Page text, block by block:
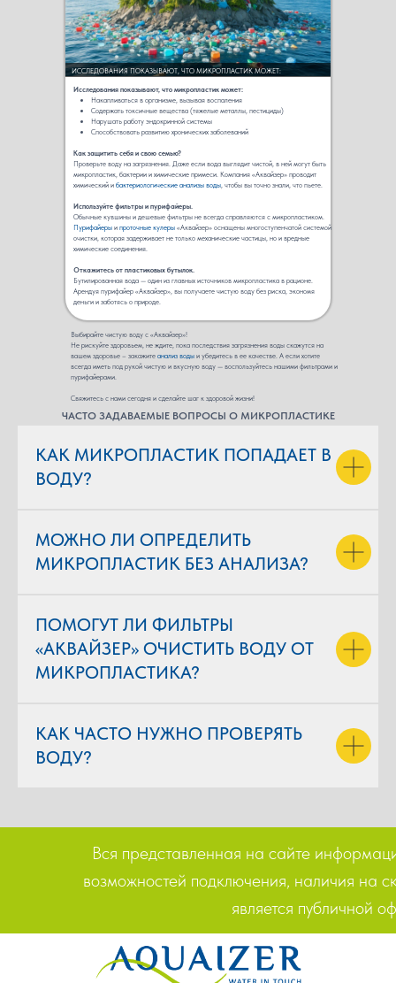
ИССЛЕДОВАНИЯ ПОКАЗЫВАЮТ, ЧТО МИКРОПЛАСТИК МОЖЕТ:
Исследования показывают, что микропластик может:
Накапливаться в организме, вызывая воспаления
Содержать токсичные вещества (тяжелые металлы, пестициды)
Нарушать работу эндокринной системы
Способствовать развитию хронических заболеваний
Как защитить себя и свою семью?
Проверьте воду на загрязнения. Даже если вода выглядит чистой, в ней могут быть
микропластик, бактерии и химические примеси. Компания «Аквайзер» проводит
химический и бактериологические анализы воды, чтобы вы точно знали, что пьете.
Используйте фильтры и пурифайеры.
Обычные кувшины и дешевые фильтры не всегда справляются с микропластиком.
Пурифайеры и проточные кулеры «Аквайзер» оснащены многоступенчатой системой
очистки, которая задерживает не только механические частицы, но и вредные
химические соединения.
Откажитесь от пластиковых бутылок.
Бутилированная вода — один из главных источников микропластика в рационе.
Арендуя пурифайер «Аквайзер», вы получаете чистую воду без риска, экономя
деньги и заботясь о природе.
Выбирайте чистую воду с «Аквайзер»!
Не рискуйте здоровьем, не ждите, пока последствия загрязнения воды скажутся на
вашем здоровье – закажите анализ воды и убедитесь в ее качестве. А если хотите
всегда иметь под рукой чистую и вкусную воду — воспользуйтесь нашими фильтрами и
пурифайерами.
Свяжитесь с нами сегодня и сделайте шаг к здоровой жизни!
ЧАСТО ЗАДАВАЕМЫЕ ВОПРОСЫ О МИКРОПЛАСТИКЕ
КАК МИКРОПЛАСТИК ПОПАДАЕТ В
ВОДУ?
МОЖНО ЛИ ОПРЕДЕЛИТЬ
МИКРОПЛАСТИК БЕЗ АНАЛИЗА?
ПОМОГУТ ЛИ ФИЛЬТРЫ
«АКВАЙЗЕР» ОЧИСТИТЬ ВОДУ ОТ
МИКРОПЛАСТИКА?
КАК ЧАСТО НУЖНО ПРОВЕРЯТЬ
ВОДУ?
Вся представленная на сайте
возможностей подключения, наличия на
является публичной